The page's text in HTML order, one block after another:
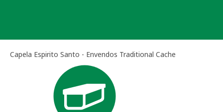
Capela Espirito Santo - Envendos Traditional Cache